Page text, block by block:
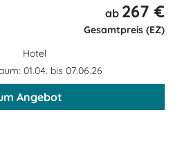
ab 267 €
Gesamtpreis (EZ)
Hotel
01.04. bis 07.06.26
Angebot